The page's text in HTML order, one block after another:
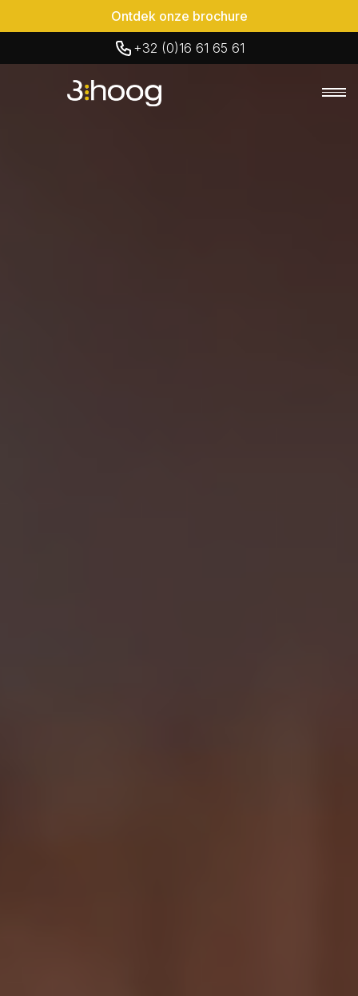
Ontdek onze brochure
+32 (0)16 61 65 61